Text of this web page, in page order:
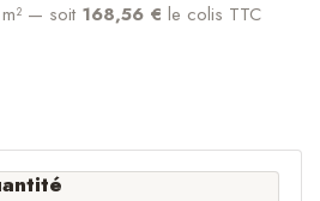
m² — soit 168,56 € le colis TTC